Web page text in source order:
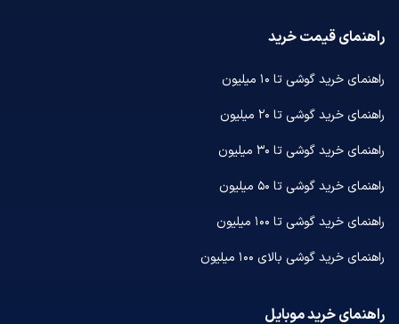
راهنمای قیمت خرید
راهنمای خرید گوشی تا ۱۰ میلیون
راهنمای خرید گوشی تا ۲۰ میلیون
راهنمای خرید گوشی تا ۳۰ میلیون
راهنمای خرید گوشی تا ۵۰ میلیون
راهنمای خرید گوشی تا ۱۰۰ میلیون
راهنمای خرید گوشی بالای ۱۰۰ میلیون
راهنمای خرید موبایل